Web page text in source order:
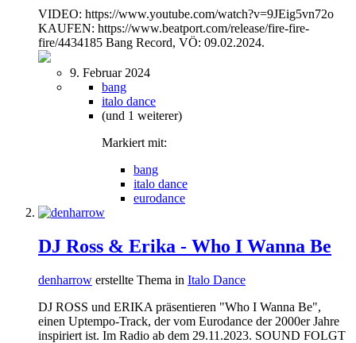
VIDEO: https://www.youtube.com/watch?v=9JEig5vn72o
KAUFEN: https://www.beatport.com/release/fire-fire-
fire/4434185 Bang Record, VÖ: 09.02.2024.
9. Februar 2024
bang
italo dance
(und 1 weiterer)
Markiert mit:
bang
italo dance
eurodance
DJ Ross & Erika - Who I Wanna Be
denharrow erstellte Thema in Italo Dance
DJ ROSS und ERIKA präsentieren "Who I Wanna Be",
einen Uptempo-Track, der vom Eurodance der 2000er Jahre
inspiriert ist. Im Radio ab dem 29.11.2023. SOUND FOLGT